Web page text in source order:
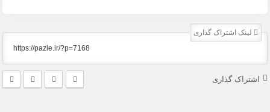
لینک اشتراک گذاری
اشتراک گذاری